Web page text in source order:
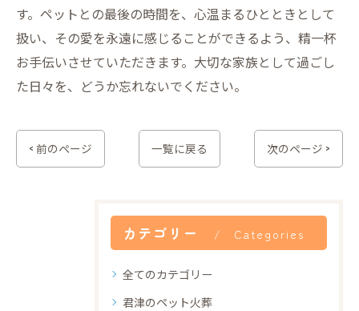
す。ペットとの最後の時間を、心温まるひとときとして
扱い、その愛を永遠に感じることができるよう、精一杯
お手伝いさせていただきます。大切な家族として過ごし
た日々を、どうか忘れないでください。
< 前のページ 一覧に戻る 次のページ >
カテゴリー Categories
全てのカテゴリー
君津のペット火葬